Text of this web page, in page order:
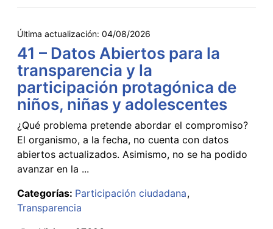
Última actualización: 04/08/2026
41 – Datos Abiertos para la
transparencia y la
participación protagónica de
niños, niñas y adolescentes
¿Qué problema pretende abordar el compromiso?
El organismo, a la fecha, no cuenta con datos
abiertos actualizados. Asimismo, no se ha podido
avanzar en la ...
Categorías: Participación ciudadana
Transparencia